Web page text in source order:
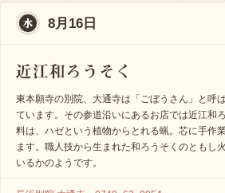
8月16日
東本願寺の別院、大通寺は「ごぼうさん」と呼
ています。その参道沿いにあるお店では近江和
料は、ハゼという植物からとれる蝋。芯に手作
ます。職人技から生まれた和ろうそくのともし
いるかのようです。